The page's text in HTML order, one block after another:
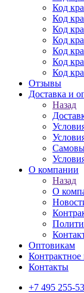
Код
Код
Код
Код
Код
Код
Код
Отзывы
Доставка и
Назад
О компании
Назад
О
Оптовикам
Контрактное
Контакты
+7 495 255-